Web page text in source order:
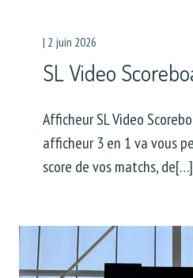
| 2 juin 2026
SL Video
Afficheur SL Video
afficheur 3 en 1 va vous
score de vos matchs, de[…]